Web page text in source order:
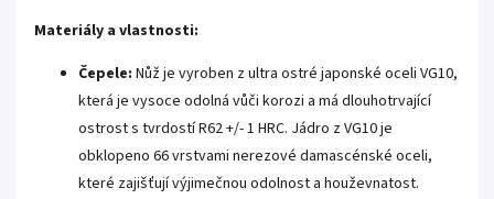
Materiály a vlastnosti:
Čepele: Nůž je vyroben z ultra ostré japonské oceli VG10,
která je vysoce odolná vůči korozi a má dlouhotrvající
ostrost s tvrdostí R62 +/- 1 HRC. Jádro z VG10 je
obklopeno 66 vrstvami nerezové damascénské oceli,
které zajišťují výjimečnou odolnost a houževnatost.